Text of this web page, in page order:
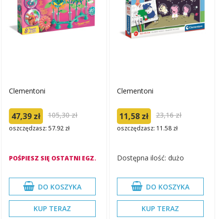
Clementoni
47,39 zł 105,30 zł
oszczędzasz: 57.92 zł
POŚPIESZ SIĘ OSTATNI EGZ.
DO KOSZYKA
KUP TERAZ
Clementoni
11,58 zł 23,16 zł
oszczędzasz: 11.58 zł
Dostępna ilość: dużo
DO KOSZYKA
KUP TERAZ